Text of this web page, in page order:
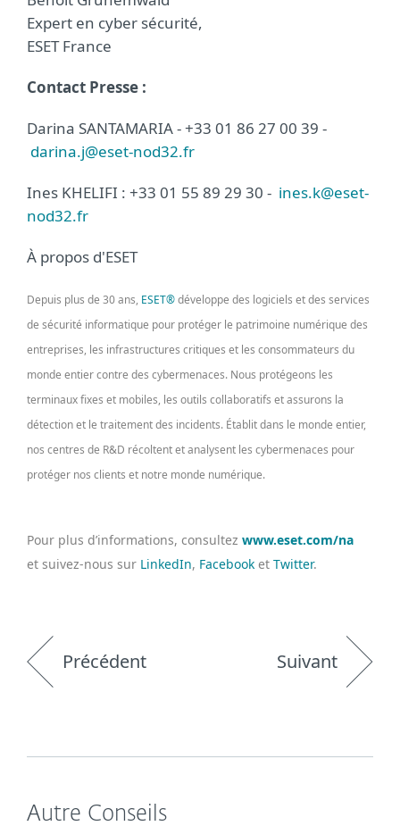
Expert en cyber sécurité,
ESET France
Contact Presse :
Darina SANTAMARIA - +33 01 86 27 00 39 -
darina.j@eset-nod32.fr
Ines KHELIFI : +33 01 55 89 29 30 - ines.k@eset-
nod32.fr
À propos d'ESET
Depuis plus de 30 ans, ESET®développe des logiciels et des services
de sécurité informatique pour protéger le patrimoine numérique des
entreprises, les infrastructures critiques et les consommateurs du
monde entier contre des cybermenaces. Nous protégeons les
terminaux fixes et mobiles, les outils collaboratifs et assurons la
détection et le traitement des incidents. Établit dans le monde entier,
nos centres de R&D récoltent et analysent les cybermenaces pour
protéger nos clients et notre monde numérique.
Pour plus d’informations, consultez www.eset.com/na
et suivez-nous sur LinkedIn, Facebook et Twitter.
Précédent Suivant
Autre Conseils